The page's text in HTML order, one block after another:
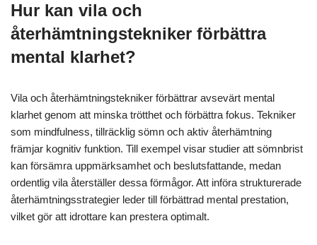
Hur kan vila och
återhämtningstekniker förbättra
mental klarhet?
Vila och återhämtningstekniker förbättrar avsevärt mental
klarhet genom att minska trötthet och förbättra fokus. Tekniker
som mindfulness, tillräcklig sömn och aktiv återhämtning
främjar kognitiv funktion. Till exempel visar studier att sömnbrist
kan försämra uppmärksamhet och beslutsfattande, medan
ordentlig vila återställer dessa förmågor. Att införa strukturerade
återhämtningsstrategier leder till förbättrad mental prestation,
vilket gör att idrottare kan prestera optimalt.